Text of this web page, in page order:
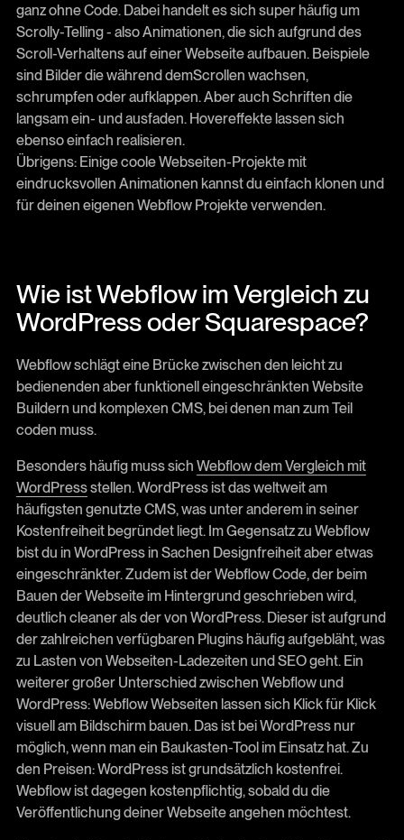
ganz ohne Code. Dabei handelt es sich super häufig um
Scrolly-Telling - also Animationen, die sich aufgrund des
Scroll-Verhaltens auf einer Webseite aufbauen. Beispiele
sind Bilder die während demScrollen wachsen,
schrumpfen oder aufklappen. Aber auch Schriften die
langsam ein- und ausfaden. Hovereffekte lassen sich
ebenso einfach realisieren.
Übrigens: Einige coole Webseiten-Projekte mit
eindrucksvollen Animationen kannst du einfach klonen und
für deinen eigenen Webflow Projekte verwenden.
Wie ist Webflow im Vergleich zu
WordPress oder Squarespace?
Webflow schlägt eine Brücke zwischen den leicht zu
bedienenden aber funktionell eingeschränkten Website
Buildern und komplexen CMS, bei denen man zum Teil
coden muss.
Besonders häufig muss sich Webflow dem Vergleich mit
WordPressstellen. WordPress ist das weltweit am
häufigsten genutzte CMS, was unter anderem in seiner
Kostenfreiheit begründet liegt. Im Gegensatz zu Webflow
bist du in WordPress in Sachen Designfreiheit aber etwas
eingeschränkter. Zudem ist der Webflow Code, der beim
Bauen der Webseite im Hintergrund geschrieben wird,
deutlich cleaner als der von WordPress. Dieser ist aufgrund
der zahlreichen verfügbaren Plugins häufig aufgebläht, was
zu Lasten von Webseiten-Ladezeiten und SEO geht. Ein
weiterer großer Unterschied zwischen Webflow und
WordPress: Webflow Webseiten lassen sich Klick für Klick
visuell am Bildschirm bauen. Das ist bei WordPress nur
möglich, wenn man ein Baukasten-Tool im Einsatz hat. Zu
den Preisen: WordPress ist grundsätzlich kostenfrei.
Webflow ist dagegen kostenpflichtig, sobald du die
Veröffentlichung deiner Webseite angehen möchtest.